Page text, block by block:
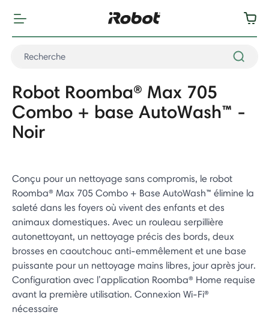
Robot Roomba® Max 705
Combo + base AutoWash™ -
Noir
Conçu pour un nettoyage sans compromis, le robot
Roomba® Max 705 Combo + Base AutoWash™ élimine la
saleté dans les foyers où vivent des enfants et des
animaux domestiques. Avec un rouleau serpillière
autonettoyant, un nettoyage précis des bords, deux
brosses en caoutchouc anti-emmêlement et une base
puissante pour un nettoyage mains libres, jour après jour.
Configuration avec l’application Roomba® Home requise
avant la première utilisation. Connexion Wi-Fi®
nécessaire